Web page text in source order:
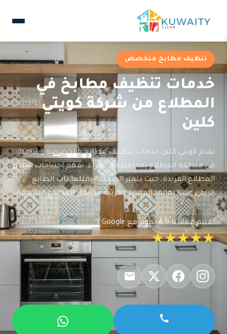
تنظيف مطابخ متخصص
خدمات تنظيف مطابخ في
المطلاع من شركة كويتي
كلين
تقدم كويتي كلين خدمات تنظيف مطابخ متخصصة وشاملة
في منطقة المطلاع بمحافظة الجهراء. نفهم احتياجات سكان
المطلاع الفريدة، حيث تتميز المنطقة بفللها ذات الطابع
الريفي وشاليهاتها المميزة القريبة من تلال المطلاع الشهيرة.
تقييم عملائنا 4.9 نجوم مع Google
★★★★★